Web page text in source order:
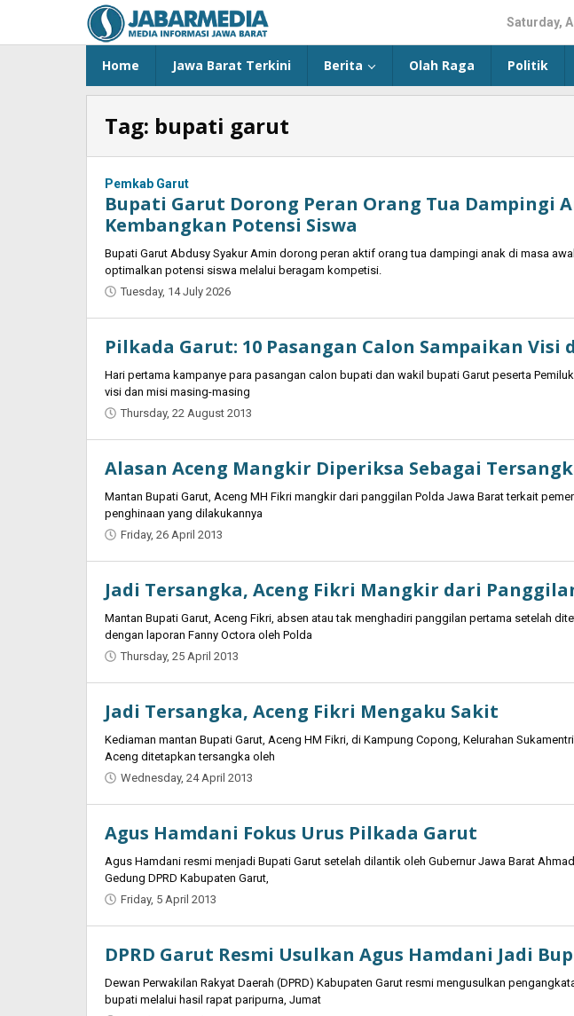
content
Saturday,
Home Jawa Barat Terkini Berita Olah Raga Politik
Tag: bupati garut
Pemkab Garut
Bupati Garut Dorong Peran Orang Tua Dampingi
Kembangkan Potensi Siswa
Bupati Garut Abdusy Syakur Amin dorong peran aktif orang tua dampingi anak di masa
optimalkan potensi siswa melalui beragam kompetisi.
Tuesday, 14 July 2026
Pilkada Garut: 10 Pasangan Calon Sampaikan Visi
Hari pertama kampanye para pasangan calon bupati dan wakil bupati Garut peserta
visi dan misi masing-masing
Thursday, 22 August 2013
Alasan Aceng Mangkir Diperiksa Sebagai
Mantan Bupati Garut, Aceng MH Fikri mangkir dari panggilan Polda Jawa Barat terkait
penghinaan yang dilakukannya
Friday, 26 April 2013
Jadi Tersangka, Aceng Fikri Mangkir dari
Mantan Bupati Garut, Aceng Fikri, absen atau tak menghadiri panggilan pertama setelah
dengan laporan Fanny Octora oleh Polda
Thursday, 25 April 2013
Jadi Tersangka, Aceng Fikri Mengaku Sakit
Kediaman mantan Bupati Garut, Aceng HM Fikri, di Kampung Copong, Kelurahan
Aceng ditetapkan tersangka oleh
Wednesday, 24 April 2013
Agus Hamdani Fokus Urus Pilkada Garut
Agus Hamdani resmi menjadi Bupati Garut setelah dilantik oleh Gubernur Jawa Barat
Gedung DPRD Kabupaten Garut,
Friday, 5 April 2013
DPRD Garut Resmi Usulkan Agus Hamdani Jadi
Dewan Perwakilan Rakyat Daerah (DPRD) Kabupaten Garut resmi mengusulkan
bupati melalui hasil rapat paripurna, Jumat